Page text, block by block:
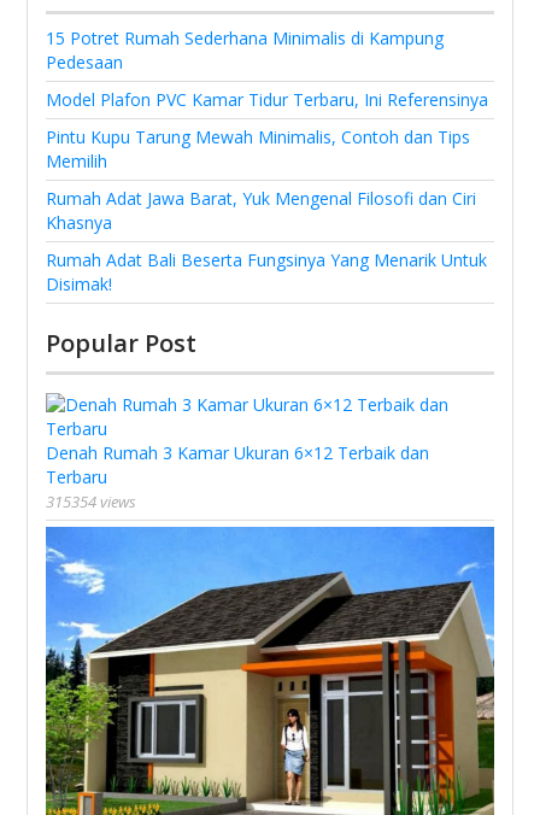
15 Potret Rumah Sederhana Minimalis di Kampung
Pedesaan
Model Plafon PVC Kamar Tidur Terbaru, Ini Referensinya
Pintu Kupu Tarung Mewah Minimalis, Contoh dan Tips
Memilih
Rumah Adat Jawa Barat, Yuk Mengenal Filosofi dan Ciri
Khasnya
Rumah Adat Bali Beserta Fungsinya Yang Menarik Untuk
Disimak!
Popular Post
Denah Rumah 3 Kamar Ukuran 6×12 Terbaik dan
Terbaru
315354 views